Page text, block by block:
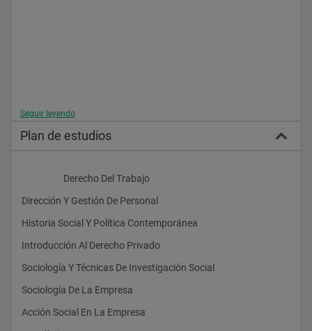
Seguir leyendo
Plan de estudios
                    Derecho Del Trabajo
Dirección Y Gestión De Personal
Historia Social Y Política Contemporánea
Introducción Al Derecho Privado
Sociología Y Técnicas De Investigación Social
Sociología De La Empresa
Acción Social En La Empresa